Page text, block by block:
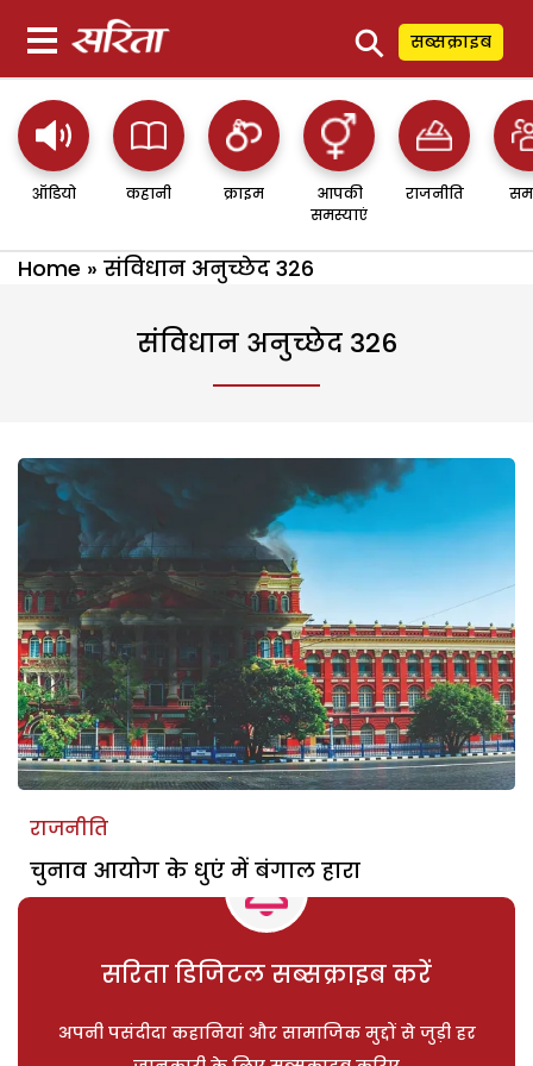
⚲ सब्सक्राइब
ऑडियो कहानी क्राइम
आपकी
समस्याएं
राजनीति
Home » संविधान अनुच्छेद 326
संविधान अनुच्छेद 326
राजनीति
चुनाव आयोग के धुएं में बंगाल हारा
सरिता डिजिटल सब्सक्राइब करें
अपनी पसंदीदा कहानियां और सामाजिक मुद्दों से जुड़ी हर